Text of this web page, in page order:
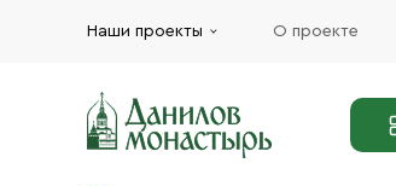
Наши проекты О проекте